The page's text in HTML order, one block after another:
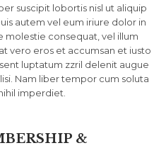
suscipit lobortis nisl ut aliquip
autem vel eum iriure dolor in
molestie consequat, vel illum
vero eros et accumsan et iusto
luptatum zzril delenit augue
Nam liber tempor cum soluta
imperdiet.
&